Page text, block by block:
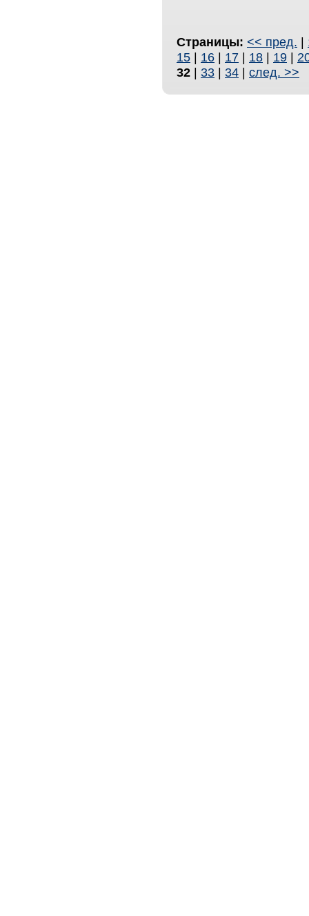
Страницы: << пред. |
15 | 16 | 17 | 18 | 19 |
32 | 33 | 34 | след. >>